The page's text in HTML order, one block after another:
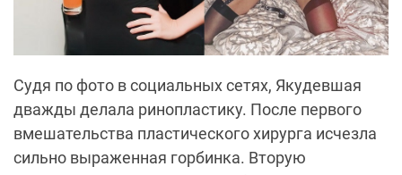
Судя по фото в социальных сетях, Якудевшая
дважды делала ринопластику. После первого
вмешательства пластического хирурга исчезла
сильно выраженная горбинка. Вторую